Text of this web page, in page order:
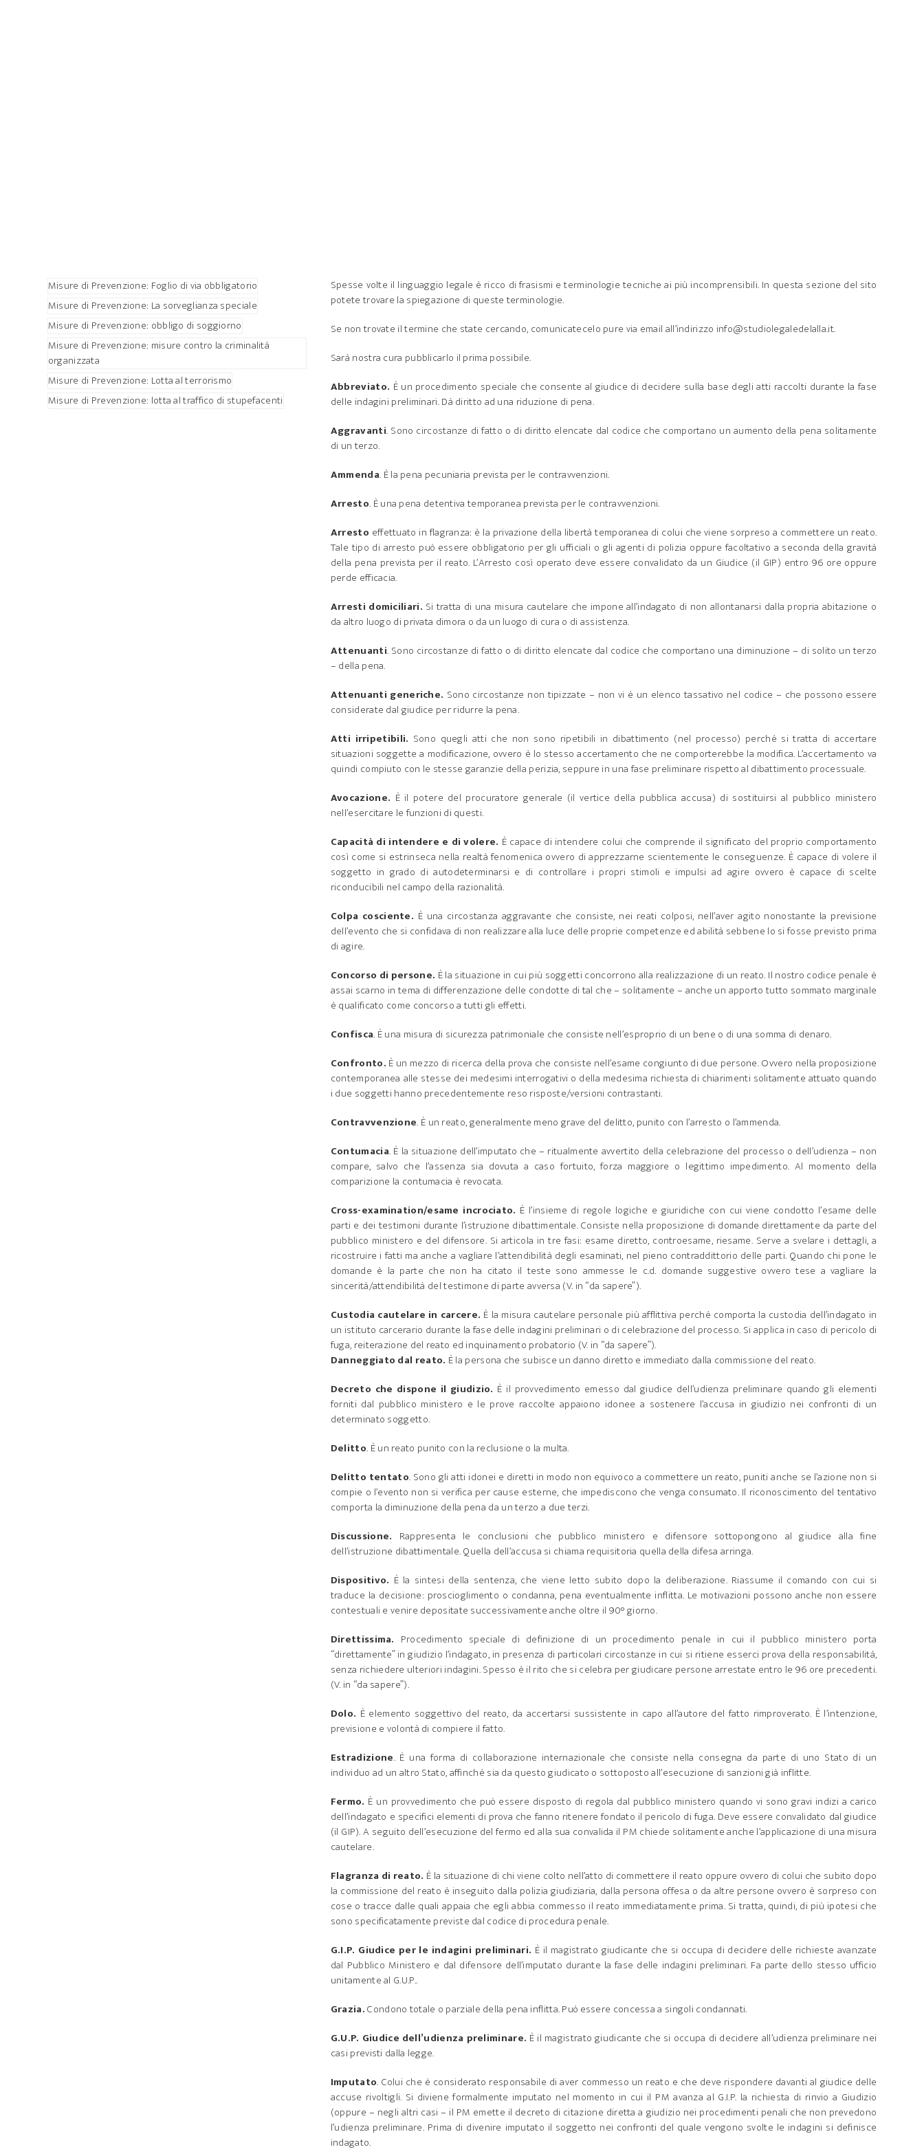
Misure di Prevenzione: Foglio di via obbligatorio
Misure di Prevenzione: La sorveglianza speciale
Misure di Prevenzione: obbligo di soggiorno
Misure di Prevenzione: misure contro la criminalità
organizzata
Misure di Prevenzione: Lotta al terrorismo
Misure di Prevenzione: lotta al traffico di stupefacenti
Spesse volte il linguaggio legale è ricco di frasismi e terminologie tecniche ai più incomprensibili. In questa sezione del sito
potete trovare la spiegazione di queste terminologie.
Se non trovate il termine che state cercando, comunicatecelo pure via email all’indirizzo info@studiolegaledelalla.it.
Sarà nostra cura pubblicarlo il prima possibile.
Abbreviato. È un procedimento speciale che consente al giudice di decidere sulla base degli atti raccolti durante la fase
delle indagini preliminari. Dà diritto ad una riduzione di pena.
Aggravanti. Sono circostanze di fatto o di diritto elencate dal codice che comportano un aumento della pena solitamente
di un terzo.
Ammenda. È la pena pecuniaria prevista per le contravvenzioni.
Arresto. È una pena detentiva temporanea prevista per le contravvenzioni.
Arresto effettuato in flagranza: è la privazione della libertà temporanea di colui che viene sorpreso a commettere un reato.
Tale tipo di arresto può essere obbligatorio per gli ufficiali o gli agenti di polizia oppure facoltativo a seconda della gravità
della pena prevista per il reato. L’Arresto così operato deve essere convalidato da un Giudice (il GIP) entro 96 ore oppure
perde efficacia.
Arresti domiciliari. Si tratta di una misura cautelare che impone all’indagato di non allontanarsi dalla propria abitazione o
da altro luogo di privata dimora o da un luogo di cura o di assistenza.
Attenuanti. Sono circostanze di fatto o di diritto elencate dal codice che comportano una diminuzione – di solito un terzo
– della pena.
Attenuanti generiche. Sono circostanze non tipizzate – non vi è un elenco tassativo nel codice – che possono essere
considerate dal giudice per ridurre la pena.
Atti irripetibili. Sono quegli atti che non sono ripetibili in dibattimento (nel processo) perché si tratta di accertare
situazioni soggette a modificazione, ovvero è lo stesso accertamento che ne comporterebbe la modifica. L’accertamento va
quindi compiuto con le stesse garanzie della perizia, seppure in una fase preliminare rispetto al dibattimento processuale.
Avocazione. È il potere del procuratore generale (il vertice della pubblica accusa) di sostituirsi al pubblico ministero
nell’esercitare le funzioni di questi.
Capacità di intendere e di volere. È capace di intendere colui che comprende il significato del proprio comportamento
così come si estrinseca nella realtà fenomenica ovvero di apprezzarne scientemente le conseguenze. È capace di volere il
soggetto in grado di autodeterminarsi e di controllare i propri stimoli e impulsi ad agire ovvero è capace di scelte
riconducibili nel campo della razionalità.
Colpa cosciente. È una circostanza aggravante che consiste, nei reati colposi, nell’aver agito nonostante la previsione
dell’evento che si confidava di non realizzare alla luce delle proprie competenze ed abilità sebbene lo si fosse previsto prima
di agire.
Concorso di persone. È la situazione in cui più soggetti concorrono alla realizzazione di un reato. Il nostro codice penale è
assai scarno in tema di differenzazione delle condotte di tal che – solitamente – anche un apporto tutto sommato marginale
è qualificato come concorso a tutti gli effetti.
Confisca. È una misura di sicurezza patrimoniale che consiste nell’esproprio di un bene o di una somma di denaro.
Confronto. È un mezzo di ricerca della prova che consiste nell’esame congiunto di due persone. Ovvero nella proposizione
contemporanea alle stesse dei medesimi interrogativi o della medesima richiesta di chiarimenti solitamente attuato quando
i due soggetti hanno precedentemente reso risposte/versioni contrastanti.
Contravvenzione. È un reato, generalmente meno grave del delitto, punito con l’arresto o l’ammenda.
Contumacia. È la situazione dell’imputato che – ritualmente avvertito della celebrazione del processo o dell’udienza – non
compare, salvo che l’assenza sia dovuta a caso fortuito, forza maggiore o legittimo impedimento. Al momento della
comparizione la contumacia è revocata.
Cross-examination/esame incrociato. È l’insieme di regole logiche e giuridiche con cui viene condotto l’esame delle
parti e dei testimoni durante l’istruzione dibattimentale. Consiste nella proposizione di domande direttamente da parte del
pubblico ministero e del difensore. Si articola in tre fasi: esame diretto, controesame, riesame. Serve a svelare i dettagli, a
ricostruire i fatti ma anche a vagliare l’attendibilità degli esaminati, nel pieno contraddittorio delle parti. Quando chi pone le
domande è la parte che non ha citato il teste sono ammesse le c.d. domande suggestive ovvero tese a vagliare la
sincerità/attendibilità del testimone di parte avversa (V. in “da sapere”).
Custodia cautelare in carcere. È la misura cautelare personale più afflittiva perché comporta la custodia dell’indagato in
un istituto carcerario durante la fase delle indagini preliminari o di celebrazione del processo. Si applica in caso di pericolo di
fuga, reiterazione del reato ed inquinamento probatorio (V. in “da sapere”).
Danneggiato dal reato. È la persona che subisce un danno diretto e immediato dalla commissione del reato.
Decreto che dispone il giudizio. È il provvedimento emesso dal giudice dell’udienza preliminare quando gli elementi
forniti dal pubblico ministero e le prove raccolte appaiono idonee a sostenere l’accusa in giudizio nei confronti di un
determinato soggetto.
Delitto. È un reato punito con la reclusione o la multa.
Delitto tentato. Sono gli atti idonei e diretti in modo non equivoco a commettere un reato, puniti anche se l’azione non si
compie o l’evento non si verifica per cause esterne, che impediscono che venga consumato. Il riconoscimento del tentativo
comporta la diminuzione della pena da un terzo a due terzi.
Discussione. Rappresenta le conclusioni che pubblico ministero e difensore sottopongono al giudice alla fine
dell’istruzione dibattimentale. Quella dell’accusa si chiama requisitoria quella della difesa arringa.
Dispositivo. È la sintesi della sentenza, che viene letto subito dopo la deliberazione. Riassume il comando con cui si
traduce la decisione: proscioglimento o condanna, pena eventualmente inflitta. Le motivazioni possono anche non essere
contestuali e venire depositate successivamente anche oltre il 90° giorno.
Direttissima. Procedimento speciale di definizione di un procedimento penale in cui il pubblico ministero porta
“direttamente” in giudizio l’indagato, in presenza di particolari circostanze in cui si ritiene esserci prova della responsabilità,
senza richiedere ulteriori indagini. Spesso è il rito che si celebra per giudicare persone arrestate entro le 96 ore precedenti.
(V. in “da sapere”).
Dolo. È elemento soggettivo del reato, da accertarsi sussistente in capo all’autore del fatto rimproverato. È l’intenzione,
previsione e volontà di compiere il fatto.
Estradizione. È una forma di collaborazione internazionale che consiste nella consegna da parte di uno Stato di un
individuo ad un altro Stato, affinché sia da questo giudicato o sottoposto all’esecuzione di sanzioni già inflitte.
Fermo. È un provvedimento che può essere disposto di regola dal pubblico ministero quando vi sono gravi indizi a carico
dell’indagato e specifici elementi di prova che fanno ritenere fondato il pericolo di fuga. Deve essere convalidato dal giudice
(il GIP). A seguito dell’esecuzione del fermo ed alla sua convalida il PM chiede solitamente anche l’applicazione di una misura
cautelare.
Flagranza di reato. È la situazione di chi viene colto nell’atto di commettere il reato oppure ovvero di colui che subito dopo
la commissione del reato è inseguito dalla polizia giudiziaria, dalla persona offesa o da altre persone ovvero è sorpreso con
cose o tracce dalle quali appaia che egli abbia commesso il reato immediatamente prima. Si tratta, quindi, di più ipotesi che
sono specificatamente previste dal codice di procedura penale.
G.I.P. Giudice per le indagini preliminari. È il magistrato giudicante che si occupa di decidere delle richieste avanzate
dal Pubblico Ministero e dal difensore dell’imputato durante la fase delle indagini preliminari. Fa parte dello stesso ufficio
unitamente al G.U.P..
Grazia.Condono totale o parziale della pena inflitta. Può essere concessa a singoli condannati.
G.U.P. Giudice dell’udienza preliminare. È il magistrato giudicante che si occupa di decidere all’udienza preliminare nei
casi previsti dalla legge.
Imputato. Colui che è considerato responsabile di aver commesso un reato e che deve rispondere davanti al giudice delle
accuse rivoltigli. Si diviene formalmente imputato nel momento in cui il PM avanza al G.I.P. la richiesta di rinvio a Giudizio
(oppure – negli altri casi – il PM emette il decreto di citazione diretta a giudizio nei procedimenti penali che non prevedono
l’udienza preliminare. Prima di divenire imputato il soggetto nei confronti del quale vengono svolte le indagini si definisce
indagato.